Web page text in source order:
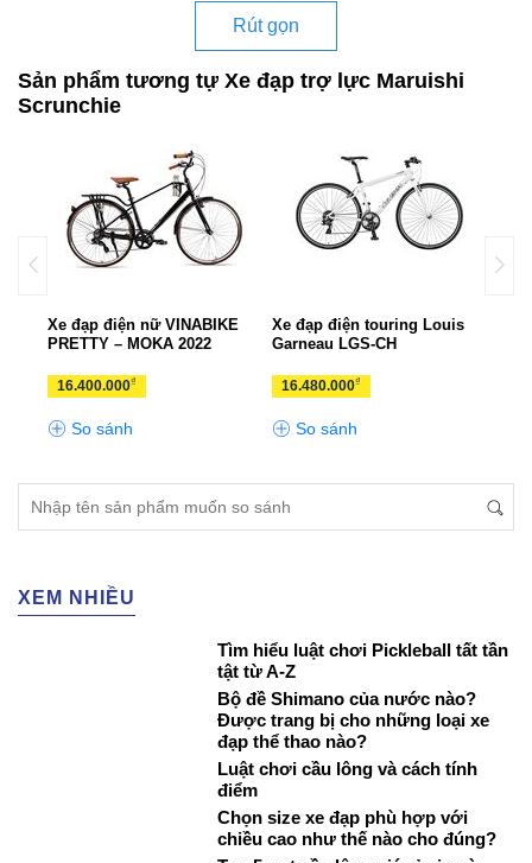
Rút gọn
Sản phẩm tương tự Xe đạp trợ lực Maruishi
Scrunchie
Xe đạp điện nữ VINABIKE
PRETTY – MOKA 2022
16.400.000₫
So sánh
Xe đạp điện touring Louis
Garneau LGS-CH
16.480.000₫
So sánh
XEM NHIỀU
Tìm hiểu luật chơi Pickleball tất tần
tật từ A-Z
Bộ đề Shimano của nước nào?
Được trang bị cho những loại xe
đạp thể thao nào?
Luật chơi cầu lông và cách tính
điểm
Chọn size xe đạp phù hợp với
chiều cao như thế nào cho đúng?